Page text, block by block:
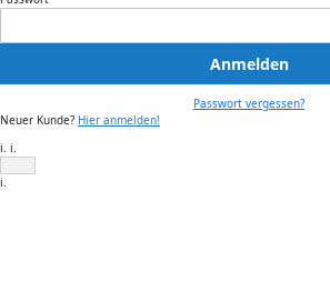
Anmelden
Passwort vergessen?
Neuer Kunde? Hier anmelden!
i. i.
i.